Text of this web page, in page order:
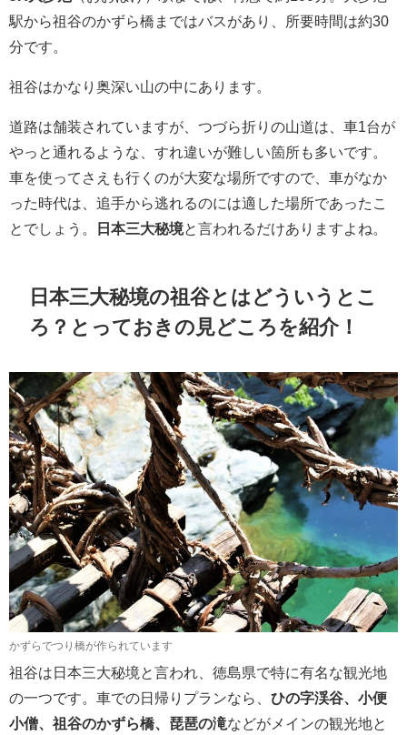
駅から祖谷のかずら橋まではバスがあり、所要時間は約30
分です。
祖谷はかなり奥深い山の中にあります。
道路は舗装されていますが、つづら折りの山道は、車1台が
やっと通れるような、すれ違いが難しい箇所も多いです。
車を使ってさえも行くのが大変な場所ですので、車がなか
った時代は、追手から逃れるのには適した場所であったこ
とでしょう。
日本三大秘境と言われるだけありますよね。
日本三大秘境の祖谷とはどういうとこ
ろ？とっておきの見どころを紹介！
かずらでつり橋が作られています
祖谷は日本三大秘境と言われ、徳島県で特に有名な観光地
の一つです。車での日帰りプランなら、 ひの字渓谷、小便
小僧、祖谷のかずら橋、琵琶の滝などがメインの観光地と